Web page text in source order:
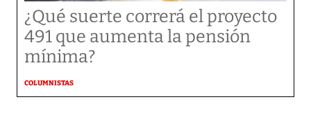
¿Qué suerte correrá el proyecto
491 que aumenta la pensión
mínima?
COLUMNISTAS